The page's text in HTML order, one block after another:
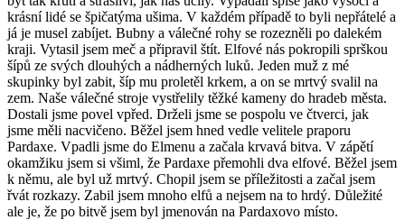
krásní lidé se špičatýma ušima. V každém případě to byli nepřátelé a
já je musel zabíjet. Bubny a válečné rohy se rozezněli po dalekém
kraji. Vytasil jsem meč a připravil štít. Elfové nás pokropili sprškou
šípů ze svých dlouhých a nádherných luků. Jeden muž z mé
skupinky byl zabit, šíp mu proletěl krkem, a on se mrtvý svalil na
zem. Naše válečné stroje vystřelily těžké kameny do hradeb města.
Dostali jsme povel vpřed. Drželi jsme se pospolu ve čtverci, jak
jsme měli nacvičeno. Běžel jsem hned vedle velitele praporu
Pardaxe. Vpadli jsme do Elmenu a začala krvavá bitva. V zápětí
okamžiku jsem si všiml, že Pardaxe přemohli dva elfové. Běžel jsem
k němu, ale byl už mrtvý. Chopil jsem se příležitosti a začal jsem
řvát rozkazy. Zabil jsem mnoho elfů a nejsem na to hrdý. Důležité
ale je, že po bitvě jsem byl jmenován na Pardaxovo místo.